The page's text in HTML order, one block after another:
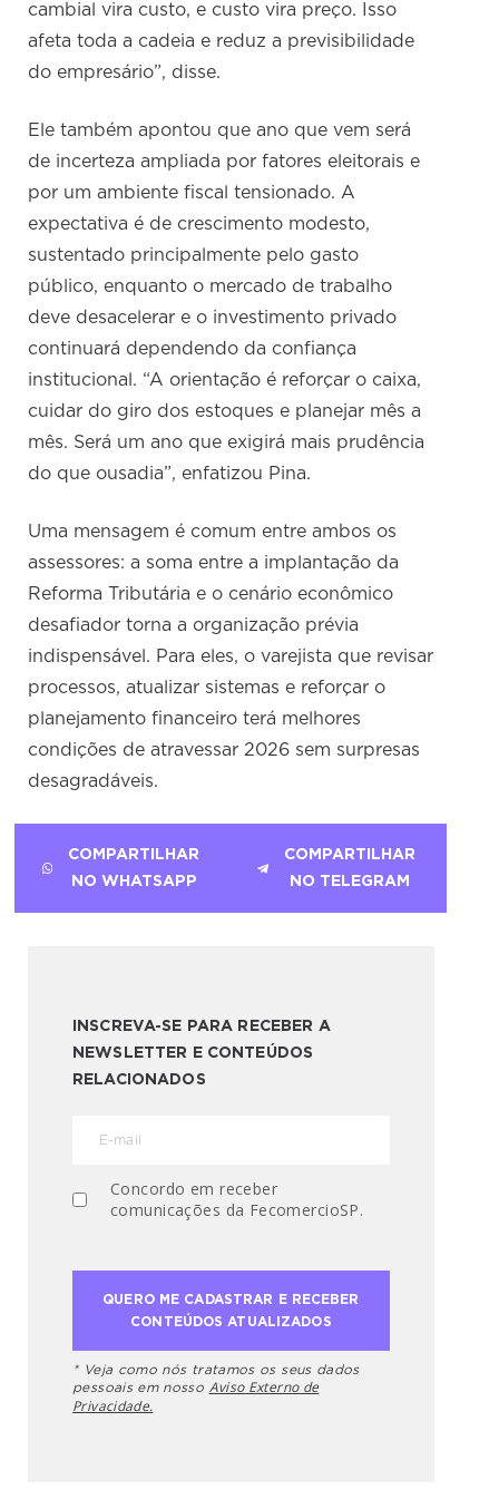
cambial vira custo, e custo vira preço. Isso
afeta toda a cadeia e reduz a previsibilidade
do empresário”, disse.
Ele também apontou que ano que vem será
de incerteza ampliada por fatores eleitorais e
por um ambiente fiscal tensionado. A
expectativa é de crescimento modesto,
sustentado principalmente pelo gasto
público, enquanto o mercado de trabalho
deve desacelerar e o investimento privado
continuará dependendo da confiança
institucional. “A orientação é reforçar o caixa,
cuidar do giro dos estoques e planejar mês a
mês. Será um ano que exigirá mais prudência
do que ousadia”, enfatizou Pina.
Uma mensagem é comum entre ambos os
assessores: a soma entre a implantação da
Reforma Tributária e o cenário econômico
desafiador torna a organização prévia
indispensável. Para eles, o varejista que revisar
processos, atualizar sistemas e reforçar o
planejamento financeiro terá melhores
condições de atravessar 2026 sem surpresas
desagradáveis.
COMPARTILHAR
NO WHATSAPP
COMPARTILHAR
NO TELEGRAM
INSCREVA-SE PARA RECEBER A
NEWSLETTER E CONTEÚDOS
RELACIONADOS
Concordo em receber
comunicações da FecomercioSP.
* Veja como nós tratamos os seus dados
pessoais em nosso Aviso Externo de
Privacidade.